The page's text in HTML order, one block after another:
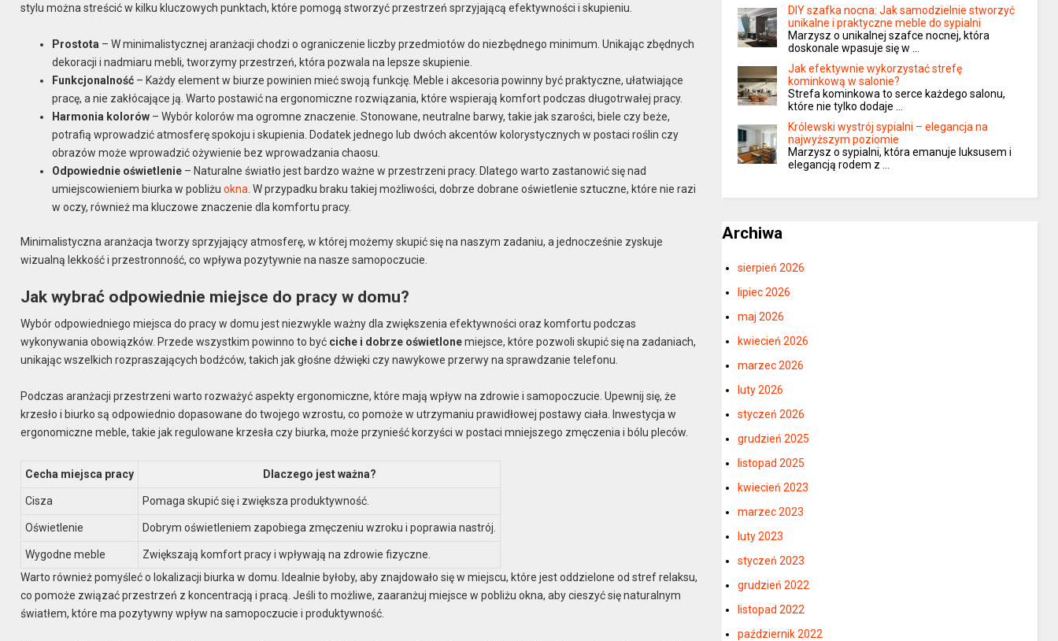
stylu można streścić w kilku kluczowych punktach, które pomogą stworzyć przestrzeń sprzyjającą efektywności i skupieniu.
Prostota – W minimalistycznej aranżacji chodzi o ograniczenie liczby przedmiotów do niezbędnego minimum. Unikając zbędnych
dekoracji i nadmiaru mebli, tworzymy przestrzeń, która pozwala na lepsze skupienie.
Funkcjonalność – Każdy element w biurze powinien mieć swoją funkcję. Meble i akcesoria powinny być praktyczne, ułatwiające
pracę, a nie zakłócające ją. Warto postawić na ergonomiczne rozwiązania, które wspierają komfort podczas długotrwałej pracy.
Harmonia kolorów – Wybór kolorów ma ogromne znaczenie. Stonowane, neutralne barwy, takie jak szarości, biele czy beże,
potrafią wprowadzić atmosferę spokoju i skupienia. Dodatek jednego lub dwóch akcentów kolorystycznych w postaci roślin czy
obrazów może wprowadzić ożywienie bez wprowadzania chaosu.
Odpowiednie oświetlenie – Naturalne światło jest bardzo ważne w przestrzeni pracy. Dlatego warto zastanowić się nad
umiejscowieniem biurka w pobliżuokna. W przypadku braku takiej możliwości, dobrze dobrane oświetlenie sztuczne, które nie razi
w oczy, również ma kluczowe znaczenie dla komfortu pracy.
Minimalistyczna aranżacja tworzy sprzyjający atmosferę, w której możemy skupić się na naszym zadaniu, a jednocześnie zyskuje
wizualną lekkość i przestronność, co wpływa pozytywnie na nasze samopoczucie.
Jak wybrać odpowiednie miejsce do pracy w domu?
Wybór odpowiedniego miejsca do pracy w domu jest niezwykle ważny dla zwiększenia efektywności oraz komfortu podczas
wykonywania obowiązków. Przede wszystkim powinno to być ciche i dobrze oświetlonemiejsce, które pozwoli skupić się na zadaniach,
unikając wszelkich rozpraszających bodźców, takich jak głośne dźwięki czy nawykowe przerwy na sprawdzanie telefonu.
Podczas aranżacji przestrzeni warto rozważyć aspekty ergonomiczne, które mają wpływ na zdrowie i samopoczucie. Upewnij się, że
krzesło i biurko są odpowiednio dopasowane do twojego wzrostu, co pomoże w utrzymaniu prawidłowej postawy ciała. Inwestycja w
ergonomiczne meble, takie jak regulowane krzesła czy biurka, może przynieść korzyści w postaci mniejszego zmęczenia i bólu pleców.
Cecha miejsca pracy Dlaczego jest ważna?
Cisza Pomaga skupić się i zwiększa produktywność.
Oświetlenie Dobrym oświetleniem zapobiega zmęczeniu wzroku i poprawia nastrój.
Wygodne meble
Zwiększają komfort pracy i wpływają na zdrowie fizyczne.
Warto również pomyśleć o lokalizacji biurka w domu. Idealnie byłoby, aby znajdowało się w miejscu, które jest oddzielone od stref relaksu,
co pomoże związać przestrzeń z koncentracją i pracą. Jeśli to możliwe, zaaranżuj miejsce w pobliżu okna, aby cieszyć się naturalnym
światłem, które ma pozytywny wpływ na samopoczucie i produktywność.
DIY szafka nocna: Jak samodzielnie stworzyć
unikalne i praktyczne meble do sypialni
Marzysz o unikalnej szafce nocnej, która
doskonale wpasuje się w …
Jak efektywnie wykorzystać strefę
kominkową w salonie?
Strefa kominkowa to serce każdego salonu,
które nie tylko dodaje …
Królewski wystrój sypialni – elegancja na
najwyższym poziomie
Marzysz o sypialni, która emanuje luksusem i
elegancją rodem z …
Archiwa
sierpień 2026
lipiec 2026
maj 2026
kwiecień 2026
marzec 2026
luty 2026
styczeń 2026
grudzień 2025
listopad 2025
kwiecień 2023
marzec 2023
luty 2023
styczeń 2023
grudzień 2022
listopad 2022
październik 2022